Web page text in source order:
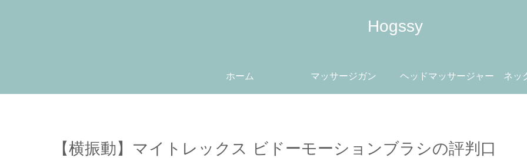
Hogssy
ホーム マッサージガン ヘッドマッサージャー ネッ
【横振動】マイトレックス ビドーモーションブラシの評判口